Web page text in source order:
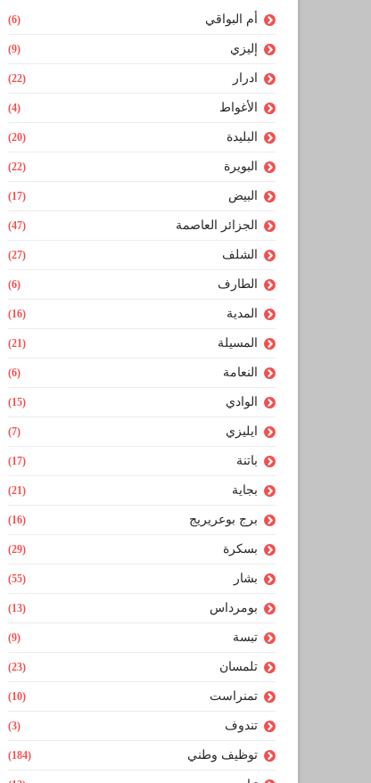
أم البواقي (6)
إليزي (9)
ادرار (22)
الأغواط (4)
البليدة (20)
البويرة (22)
البيض (17)
الجزائر العاصمة (47)
الشلف (27)
الطارف (6)
المدية (16)
المسيلة (21)
النعامة (6)
الوادي (15)
ايليزي (7)
باتنة (17)
بجاية (21)
برج بوعريريج (16)
بسكرة (29)
بشار (55)
بومرداس (13)
تبسة (9)
تلمسان (23)
تمنراست (10)
تندوف (3)
توظيف وطني (184)